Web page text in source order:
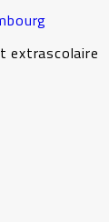
extrascolaire